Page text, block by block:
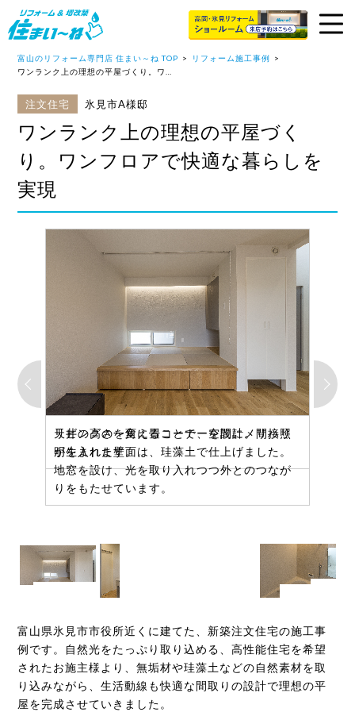
富山のリフォーム専門店 住まい～ね TOP
リフォーム施工事例
注文住宅 氷見市A様邸
ワンランク上の理想の平屋づく
り。ワンフロアで快適な暮らしを
実現
天井の高さを変えることで、空間にメリハリ
が生まれます。
リビングの一角に畳コーナーを設計。間接照
明を入れた壁面は、珪藻土で仕上げました。
地窓を設け、光を取り入れつつ外とのつなが
りをもたせています。
アイカでオーダーした洗面ボウルとカウンタ
ーに、造作収納をプラスしました。照明は施
主支給。
富山県氷見市市役所近くに建てた、新築注文住宅の施工事
例です。自然光をたっぷり取り込める、高性能住宅を希望
されたお施主様より、無垢材や珪藻土などの自然素材を取
り込みながら、生活動線も快適な間取りの設計で理想の平
屋を完成させていきました。